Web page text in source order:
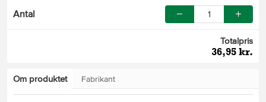
Antal
Totalpris
36,95 kr.
Om produktet Fabrikant